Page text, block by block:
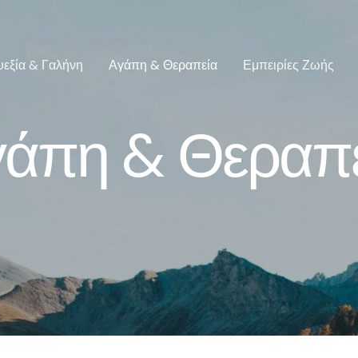
& Γαλήνη Αγάπη & Θεραπεία Εμπειρίες Ζωής
&